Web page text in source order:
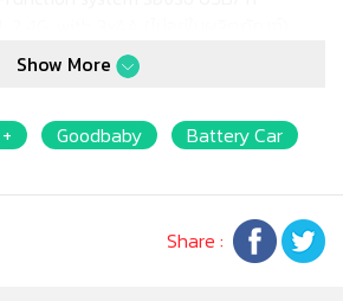
x1
Box] (W)30 x(D)106
Show More
Goodbaby Battery Car
Share :